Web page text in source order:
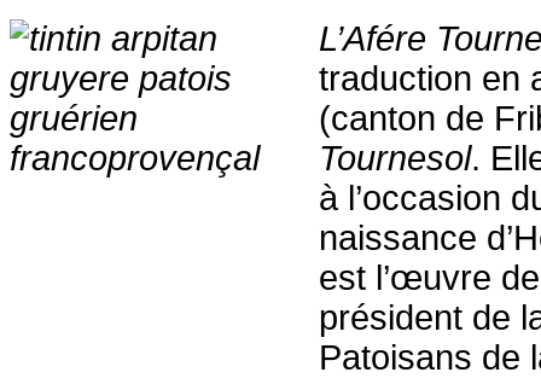
L’Afére
traduction en
(canton de
Tournesol.
à l’occasion
naissance
est l’œuvre
président de
Patoisans de